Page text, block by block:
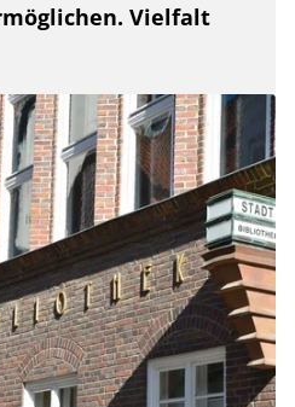
Vielfalt